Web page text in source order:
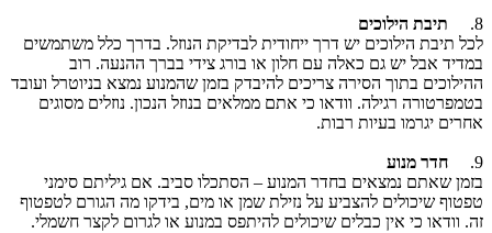
8.
תיבת הילוכים
לכל תיבת הילוכים יש דרך ייחודית לבדיקת הנוזל. בדרך כלל משתמשים
במדיד אבל יש גם כאלה עם חלון או בורג צידי בברך ההנעה. רוב
ההילוכים בתוך הסירה צריכים להיבדק בזמן שהמנוע נמצא בניוטרל ועובד
בטמפרטורה רגילה. וודאו כי אתם ממלאים בנוזל הנכון. נוזלים מסוגים
אחרים יגרמו בעיות רבות.
9.
חדר מנוע
בזמן שאתם נמצאים בחדר המנוע – הסתכלו סביב. אם גיליתם סימני
טפטוף שיכולים להצביע על נזילת שמן או מים, בידקו מה הגורם לטפטוף
זה. וודאו כי אין כבלים שיכולים להיתפס במנוע או לגרום לקצר חשמלי.